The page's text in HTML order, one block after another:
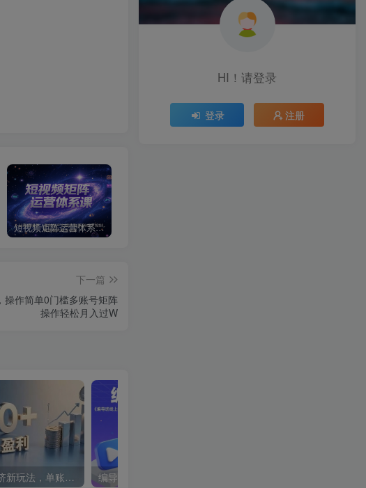
短视频矩阵运营体系课，从网感培养、素材生产力提升到原创成本控制，快速放大商业结果
下一篇
作简单0门槛多账号矩阵
操作轻松月入过W
蝴蝶号银发经济新玩法，单账号单日盈利1k+适合小白操作简单
HI！请登录
登录 注册